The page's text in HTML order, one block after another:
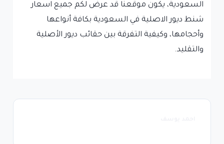
السعودية، يكون موقعنا قد عرض لكم جميع اسعار
شنط ديور الاصلية في السعودية بكافة أنواعها
وأحجامها، وكيفية التفرقة بين حقائب ديور الأصلية
والتقليد.